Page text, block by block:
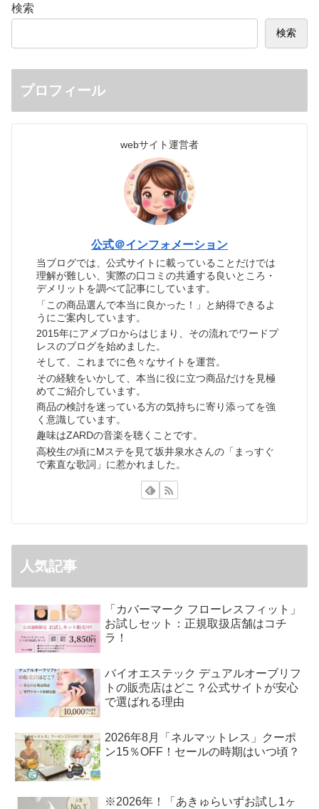
検索
検索
プロフィール
webサイト運営者
公式＠インフォメーション
当ブログでは、公式サイトに載っていることだけでは
理解が難しい、実際の口コミの共通する良いところ・
デメリットを調べて記事にしています。
「この商品選んで本当に良かった！」と納得できるよ
うにご案内しています。
2015年にアメブロからはじまり、その流れでワードプ
レスのブログを始めました。
そして、これまでに色々なサイトを運営。
その経験をいかして、本当に役に立つ商品だけを見極
めてご紹介しています。
商品の検討を迷っている方の気持ちに寄り添ってを強
く意識しています。
趣味はZARDの音楽を聴くことです。
高校生の頃にMステを見て坂井泉水さんの「まっすぐ
で素直な歌詞」に惹かれました。
人気記事
「カバーマーク フローレスフィット」
お試しセット：正規取扱店舗はコチ
ラ！
バイオエステック デュアルオーブリフ
トの販売店はどこ？公式サイトが安心
で選ばれる理由
2026年8月「ネルマットレス」クーポ
ン15％OFF！セールの時期はいつ頃？
※2026年！「あきゅらいずお試し1ヶ